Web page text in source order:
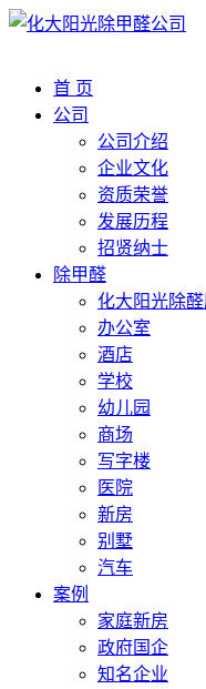
首 页
公司
公司介绍
企业文化
资质荣誉
发展历程
招贤纳士
除甲醛
化大阳光除
办公室
酒店
学校
幼儿园
商场
写字楼
医院
新房
别墅
汽车
案例
家庭新房
政府国企
知名企业